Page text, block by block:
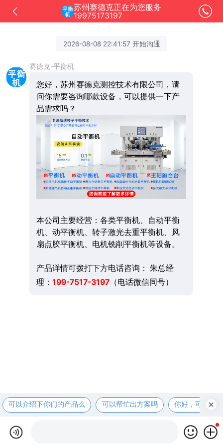
苏州赛德克正在为您服务
19975173197
2026-08-08 22:41:57 开始沟通
赛德克-平衡机
您好，苏州赛德克测控技术有限公司，请
问你需要咨询哪款设备，可以提供一下产
品需求吗？
本公司主要经营：各类平衡机、自动平衡
机、动平衡机、转子激光去重平衡机、风
扇点胶平衡机、电机铣削平衡机等设备。
产品详情可拨打下方电话咨询： 朱总经
理： 199-7517-3197（电话微信同号）
可以介绍下你们的产品么 可以帮忙出方案吗 你好，可以先